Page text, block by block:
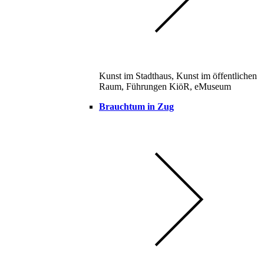
Kunst im Stadthaus, Kunst im öffentlichen
Raum, Führungen KiöR, eMuseum
Brauchtum in Zug